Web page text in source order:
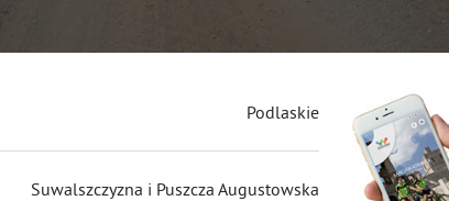
Podlaskie
Suwalszczyzna i Puszcza Augustowska